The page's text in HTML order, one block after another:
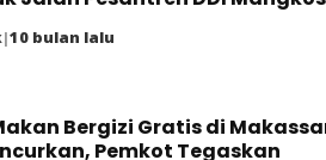
|10 bulan lalu
Bergizi Gratis di
Pemkot Tegaskan